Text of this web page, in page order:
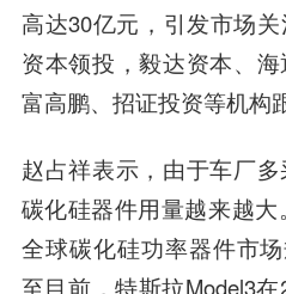
高达30亿元，引发市场
资本领投，毅达资本、
富高鹏、招证投资等机构
赵占祥表示，由于车厂
碳化硅器件用量越来越大
全球碳化硅功率器件市
至目前，特斯拉Model3